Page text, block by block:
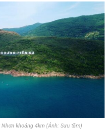
khoảng 4km (Ảnh: Sưu tầm)